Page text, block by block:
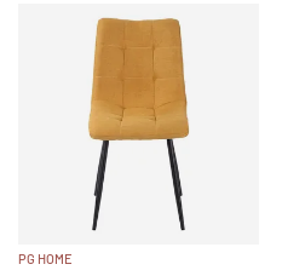
PG HOME